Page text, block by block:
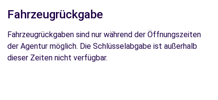
Fahrzeugrückgabe
Fahrzeugrückgaben sind nur während der Öffnungszeiten
der Agentur möglich. Die Schlüsselabgabe ist außerhalb
dieser Zeiten nicht verfügbar.